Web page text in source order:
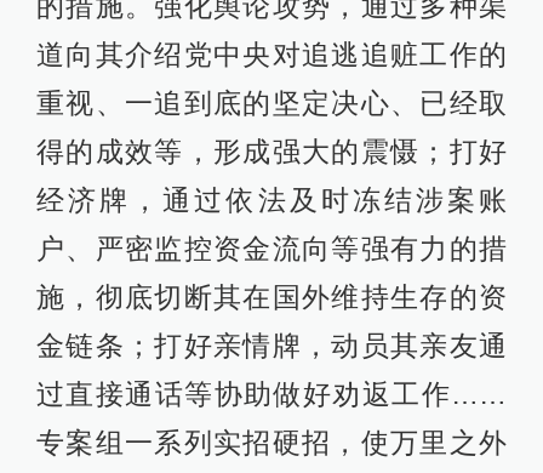
道向其介绍党中央对追逃追赃工作的
重视、一追到底的坚定决心、已经取
得的成效等，形成强大的震慑；打好
经济牌，通过依法及时冻结涉案账
户、严密监控资金流向等强有力的措
施，彻底切断其在国外维持生存的资
金链条；打好亲情牌，动员其亲友通
过直接通话等协助做好劝返工作……
专案组一系列实招硬招，使万里之外